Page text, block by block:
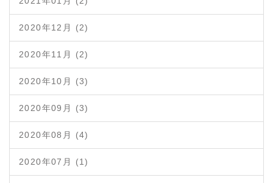
2020年12月 (2)
2020年11月 (2)
2020年10月 (3)
2020年09月 (3)
2020年08月 (4)
2020年07月 (1)